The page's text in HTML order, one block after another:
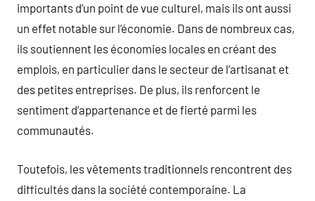
importants d’un point de vue culturel, mais ils ont aussi
un effet notable sur l’économie. Dans de nombreux cas,
ils soutiennent les économies locales en créant des
emplois, en particulier dans le secteur de l’artisanat et
des petites entreprises. De plus, ils renforcent le
sentiment d’appartenance et de fierté parmi les
communautés.
Toutefois, les vêtements traditionnels rencontrent des
difficultés dans la société contemporaine. La